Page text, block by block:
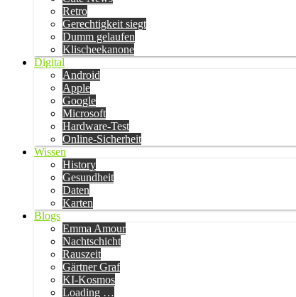
Retro
Gerechtigkeit siegt
Dumm gelaufen
Klischeekanone
Digital
Android
Apple
Google
Microsoft
Hardware-Test
Online-Sicherheit
Wissen
History
Gesundheit
Daten
Karten
Blogs
Emma Amour
Nachtschicht
Rauszeit
Gärtner Graf
KI-Kosmos
Loading …